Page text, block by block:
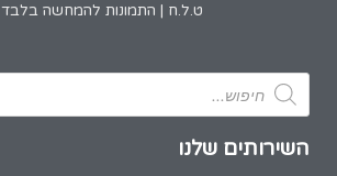
ט.ל.ח | התמונות להמחשה בלבד
השירותים שלנו